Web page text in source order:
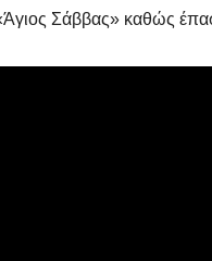
Σάββας» καθώς